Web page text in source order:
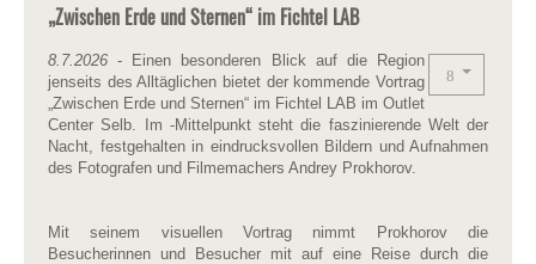
„Zwischen Erde und Sternen“ im Fichtel LAB
8.7.2026 - Einen besonderen Blick auf die Region
jenseits des Alltäglichen bietet der kommende Vortrag
„Zwischen Erde und Sternen“ im Fichtel LAB im Outlet
Center Selb. Im -Mittelpunkt steht die faszinierende Welt der
Nacht, festgehalten in eindrucksvollen Bildern und Aufnahmen
des Fotografen und Filmemachers Andrey Prokhorov.
Mit seinem visuellen Vortrag nimmt Prokhorov die
Besucherinnen und Besucher mit auf eine Reise durch die